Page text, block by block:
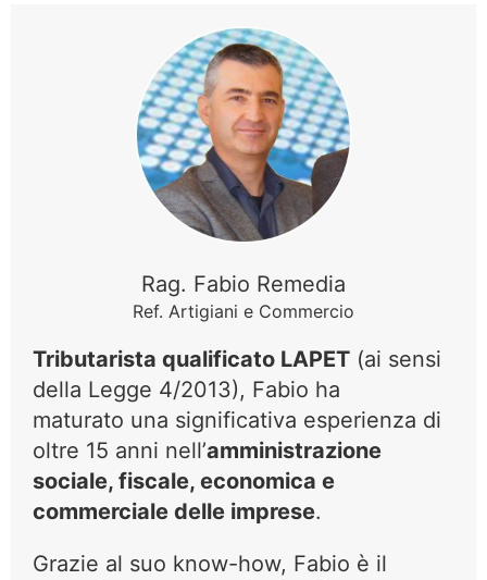
Rag. Fabio Remedia
Ref. Artigiani e Commercio
Tributarista qualificato LAPET (ai sensi
della Legge 4/2013), Fabio ha
maturato una significativa esperienza di
oltre 15 anni nell’amministrazione
sociale, fiscale, economica e
commerciale delle imprese.
Grazie al suo know-how, Fabio è il